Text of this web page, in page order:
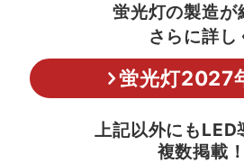
蛍光灯の製造が
さらに詳し
蛍光灯2027
上記以外にもLED
複数掲載！